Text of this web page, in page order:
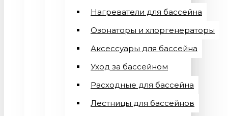
Нагреватели для бассейна
Озонаторы и хлоргенераторы
Аксессуары для бассейна
Уход за бассейном
Расходные для бассейна
Лестницы для бассейнов